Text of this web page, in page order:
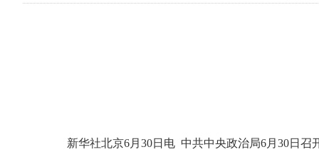
新华社北京6月30日电 中共中央政治局6月30日